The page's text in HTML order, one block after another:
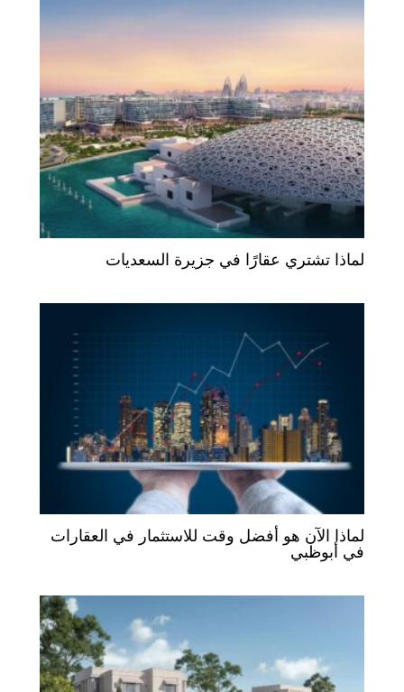
لماذا تشتري عقارًا في جزيرة السعديات
لماذا الآن هو أفضل وقت للاستثمار في العقارات
في أبوظبي